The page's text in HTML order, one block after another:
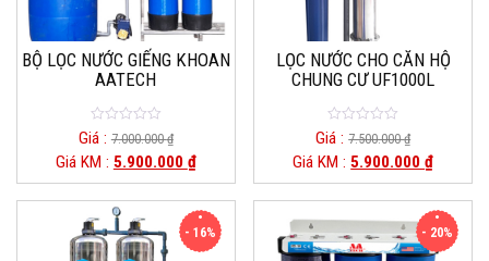
BỘ LỌC NƯỚC GIẾNG KHOAN
AATECH
0
out
of
5
Giá : 7.000.000₫
Giá KM : 5.900.000 ₫
LỌC NƯỚC CHO CĂN HỘ
CHUNG CƯ UF1000L
0
out
of
5
Giá :7.500.000₫
Giá KM :5.900.000₫
- 16% - 20%